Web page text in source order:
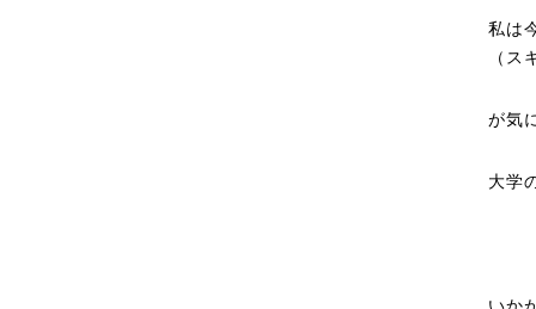
私は
（ス
が気
大学